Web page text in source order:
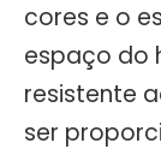
cores e o
espaço do
resistente
ser